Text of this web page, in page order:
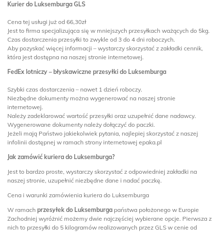
Kurier do Luksemburga GLS
Cena tej usługi już od 66,30zł
Jest to firma specjalizująca się w mniejszych przesyłkach ważących do 5kg.
Czas dostarczenia przesyłki to zwykle od 3 do 4 dni roboczych.
Aby pozyskać więcej informacji – wystarczy skorzystać z zakładki cennik,
która jest dostępna na naszej stronie internetowej.
FedEx lotniczy – błyskawiczne przesyłki do Luksemburga
Szybki czas dostarczenia – nawet 1 dzień roboczy.
Niezbędne dokumenty można wygenerować na naszej stronie
internetowej.
Należy zadeklarować wartość przesyłki oraz uzupełnić dane nadawcy.
Wygenerowane dokumenty należy dołączyć do paczki.
Jeżeli mają Państwo jakiekolwiek pytania, najlepiej skorzystać z naszej
infolinii dostępnej w ramach strony internetowej epaka.pl
Jak zamówić kuriera do Luksemburga?
Jest to bardzo proste, wystarczy skorzystać z odpowiedniej zakładki na
naszej stronie, uzupełnić niezbędne dane i nadać paczkę.
Cena i warunki zamówienia kuriera do Luksemburga
W ramach przesyłek do Luksemburga państwa położonego w Europie
Zachodniej wyróżnić możemy dwie najczęściej wybierane opcje. Pierwsza z
nich to przesyłki do 5 kilogramów realizowanych przez GLS w cenie od